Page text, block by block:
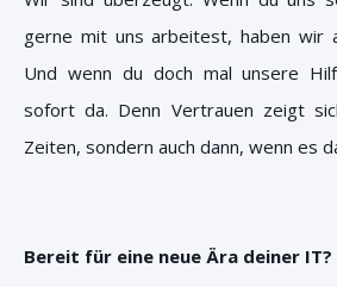
gerne mit uns arbeitest, haben wir
Und wenn du doch mal unsere
sofort da. Denn Vertrauen zeigt
Zeiten, sondern auch dann, wenn es
Bereit für eine neue Ära deiner IT?